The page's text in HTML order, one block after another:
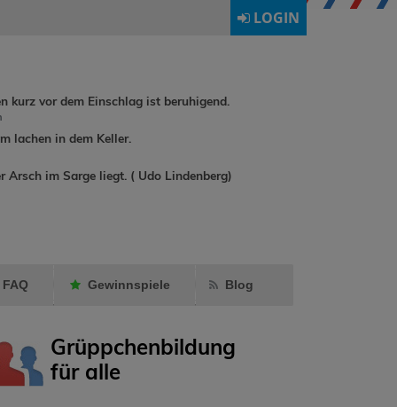
LOGIN
rene90hat
kurz vor dem Einschlag ist beruhigend.
lachen in dem Keller.
Arsch im Sarge liegt. ( Udo Lindenberg)
FAQ Gewinnspiele Blog
Grüppchenbildung
für alle